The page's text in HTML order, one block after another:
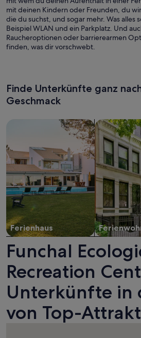
mit deinen Kindern oder Freunden, du
die du suchst, und sogar mehr. Was alles
Beispiel WLAN und ein Parkplatz. Und
Raucheroptionen oder barrierearmen
finden, was dir vorschwebt.
Finde Unterkünfte ganz
Geschmack
Ferienhaus
Suche nach FerienhäusernSuche
Funchal
Recreation
Unterkünfte in
von Top-